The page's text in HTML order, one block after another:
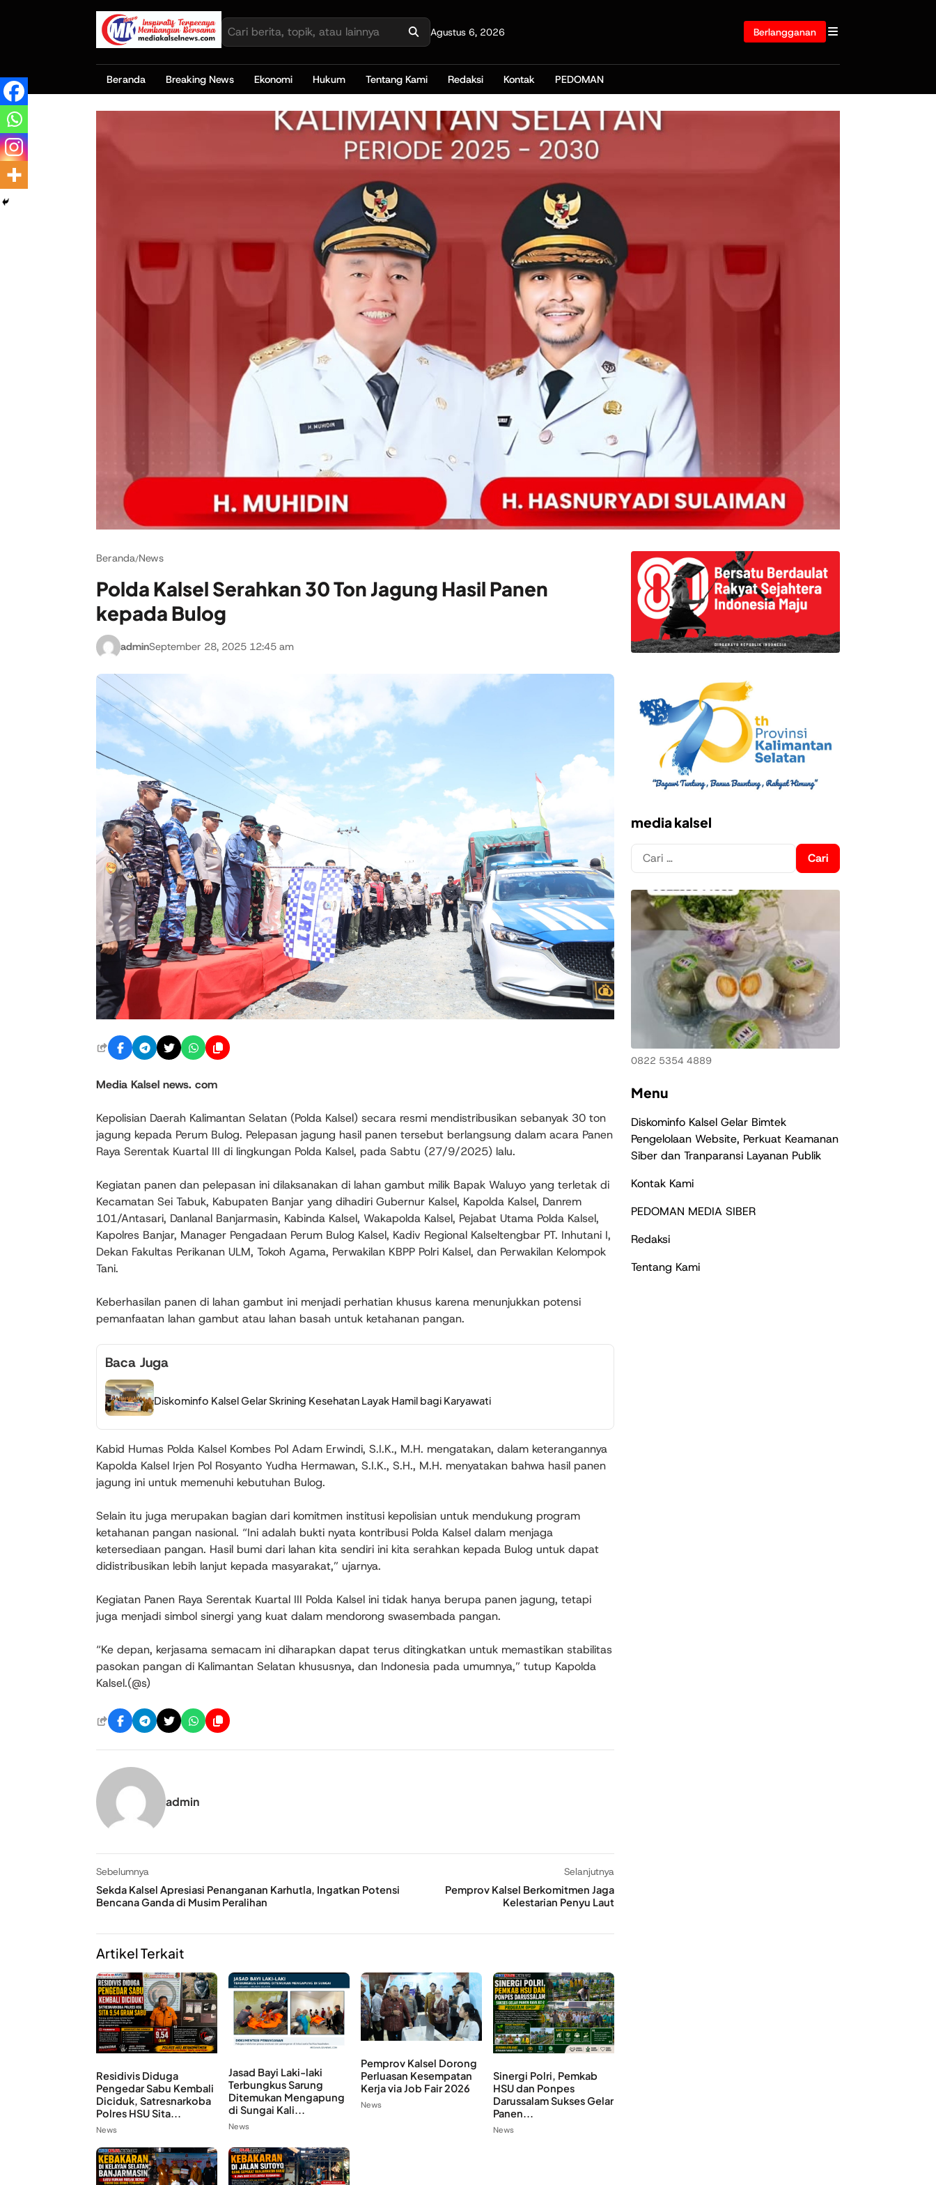
Agustus 6, 2026 Berlangganan
Beranda Breaking News Ekonomi Hukum Tentang Kami Redaksi Kontak PEDOMAN
Beranda/News
Polda Kalsel Serahkan 30 Ton Jagung Hasil Panen
kepada Bulog
adminSeptember 28, 2025 12:45 am
Media Kalsel news. com
Kepolisian Daerah Kalimantan Selatan (Polda Kalsel) secara resmi mendistribusikan sebanyak 30 ton
jagung kepada Perum Bulog. Pelepasan jagung hasil panen tersebut berlangsung dalam acara Panen
Raya Serentak Kuartal III di lingkungan Polda Kalsel, pada Sabtu (27/9/2025) lalu.
Kegiatan panen dan pelepasan ini dilaksanakan di lahan gambut milik Bapak Waluyo yang terletak di
Kecamatan Sei Tabuk, Kabupaten Banjar yang dihadiri Gubernur Kalsel, Kapolda Kalsel, Danrem
101/Antasari, Danlanal Banjarmasin, Kabinda Kalsel, Wakapolda Kalsel, Pejabat Utama Polda Kalsel,
Kapolres Banjar, Manager Pengadaan Perum Bulog Kalsel, Kadiv Regional Kalseltengbar PT. Inhutani I,
Dekan Fakultas Perikanan ULM, Tokoh Agama, Perwakilan KBPP Polri Kalsel, dan Perwakilan Kelompok
Tani.
Keberhasilan panen di lahan gambut ini menjadi perhatian khusus karena menunjukkan potensi
pemanfaatan lahan gambut atau lahan basah untuk ketahanan pangan.
Baca Juga
Diskominfo Kalsel Gelar Skrining Kesehatan Layak Hamil bagi Karyawati
Kabid Humas Polda Kalsel Kombes Pol Adam Erwindi, S.I.K., M.H. mengatakan, dalam keterangannya
Kapolda Kalsel Irjen Pol Rosyanto Yudha Hermawan, S.I.K., S.H., M.H. menyatakan bahwa hasil panen
jagung ini untuk memenuhi kebutuhan Bulog.
Selain itu juga merupakan bagian dari komitmen institusi kepolisian untuk mendukung program
ketahanan pangan nasional. “Ini adalah bukti nyata kontribusi Polda Kalsel dalam menjaga
ketersediaan pangan. Hasil bumi dari lahan kita sendiri ini kita serahkan kepada Bulog untuk dapat
didistribusikan lebih lanjut kepada masyarakat,” ujarnya.
Kegiatan Panen Raya Serentak Kuartal III Polda Kalsel ini tidak hanya berupa panen jagung, tetapi
juga menjadi simbol sinergi yang kuat dalam mendorong swasembada pangan.
“Ke depan, kerjasama semacam ini diharapkan dapat terus ditingkatkan untuk memastikan stabilitas
pasokan pangan di Kalimantan Selatan khususnya, dan Indonesia pada umumnya,” tutup Kapolda
Kalsel.(@s)
admin
Sebelumnya
Sekda Kalsel Apresiasi Penanganan Karhutla, Ingatkan Potensi
Bencana Ganda di Musim Peralihan
Selanjutnya
Pemprov Kalsel Berkomitmen Jaga
Kelestarian Penyu Laut
Artikel Terkait
Residivis Diduga
Pengedar Sabu Kembali
Diciduk, Satresnarkoba
Polres HSU Sita...
News
Jasad Bayi Laki-laki
Terbungkus Sarung
Ditemukan Mengapung
di Sungai Kali...
News
Pemprov Kalsel Dorong
Perluasan Kesempatan
Kerja via Job Fair 2026
News
Sinergi Polri, Pemkab
HSU dan Ponpes
Darussalam Sukses Gelar
Panen...
News
media kalsel
Cari
untuk:
0822 5354 4889
Menu
Diskominfo Kalsel Gelar Bimtek
Pengelolaan Website, Perkuat Keamanan
Siber dan Tranparansi Layanan Publik
Kontak Kami
PEDOMAN MEDIA SIBER
Redaksi
Tentang Kami